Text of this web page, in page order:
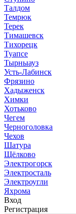
Талдом
Темрюк
Терек
Тимашевск
Тихорецк
Туапсе
Тырныауз
Усть-Лабинск
Фрязино
Хадыженск
Химки
Хотьково
Чегем
Черноголовка
Чехов
Шатура
Щёлково
Электрогорск
Электросталь
Электроугли
Яхрома
Вход
Регистрация